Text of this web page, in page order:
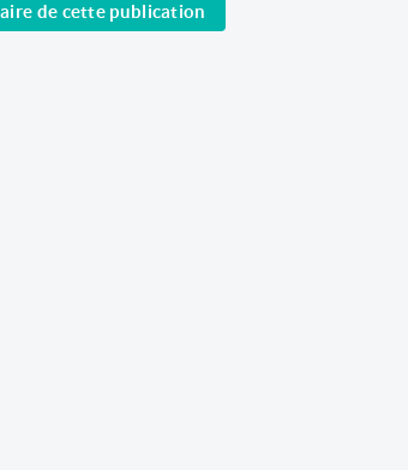
de cette publication